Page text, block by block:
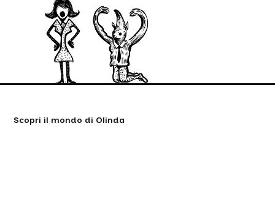
Scopri il mondo di Olinda